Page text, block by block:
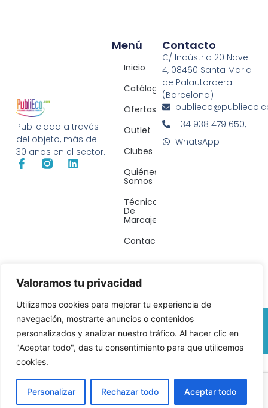
Valoramos tu privacidad
Utilizamos cookies para mejorar tu experiencia de
navegación, mostrarte anuncios o contenidos
personalizados y analizar nuestro tráfico. Al hacer clic en
"Aceptar todo", das tu consentimiento para que utilicemos
cookies.
Personalizar Rechazar todo Aceptar todo
Publicidad a través
del objeto, más de
30 años en el sector.
Menú
Inicio
Catálogos
Ofertas
Outlet
Clubes
Quiénes
Somos
Técnicas
De
Marcaje
Contacto
Contacto
C/ Indústria 20 Nave
4, 08460 Santa Maria
de Palautordera
(Barcelona)
+34 938 479 650,
WhatsApp
© 2026 All Rights Reserved.
Política de Cookies
– Política de Privacidad
Reembolso y devoluciones–Tèrminos y condiciones